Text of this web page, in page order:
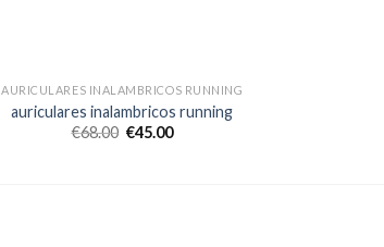
AURICULARES INALAMBRICOS RUNNING
auriculares inalambricos running
€68.00 €45.00